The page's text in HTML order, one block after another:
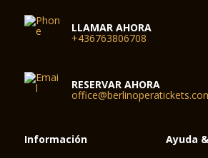
LLAMAR AHORA
+436763806708
RESERVAR AHORA
Información Ayuda